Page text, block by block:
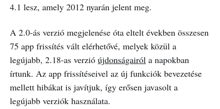
4.1 lesz, amely 2012 nyarán jelent meg.
A 2.0-ás verzió megjelenése óta eltelt években összesen
75 app frissítés vált elérhetővé, melyek közül a
legújabb, 2.18-as verzió újdonságairól a napokban
írtunk. Az app frissítéseivel az új funkciók bevezetése
mellett hibákat is javítjuk, így erősen javasolt a
legújabb verziók használata.